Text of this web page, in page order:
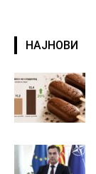
НАЈНОВИ